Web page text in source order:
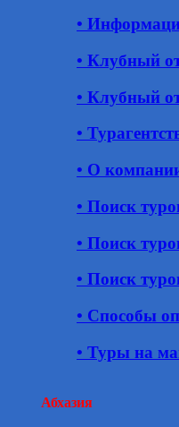
•
• Клубный
• Клубный
•
• О
• Поиск
• Поиск
• Поиск
• Способы
• Туры на
Абхазия